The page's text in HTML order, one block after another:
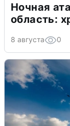
Ночная
область:
8 августа 0